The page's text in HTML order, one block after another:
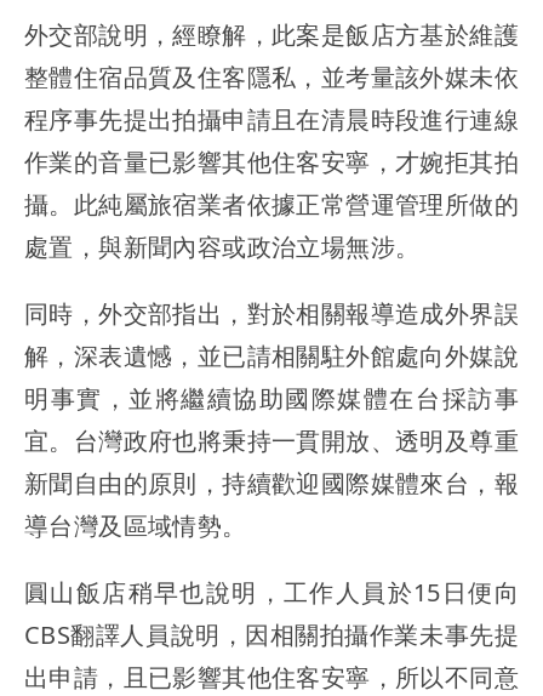
外交部說明，經瞭解，此案是飯店方基於維護
整體住宿品質及住客隱私，並考量該外媒未依
程序事先提出拍攝申請且在清晨時段進行連線
作業的音量已影響其他住客安寧，才婉拒其拍
攝。此純屬旅宿業者依據正常營運管理所做的
處置，與新聞內容或政治立場無涉。
同時，外交部指出，對於相關報導造成外界誤
解，深表遺憾，並已請相關駐外館處向外媒說
明事實，並將繼續協助國際媒體在台採訪事
宜。台灣政府也將秉持一貫開放、透明及尊重
新聞自由的原則，持續歡迎國際媒體來台，報
導台灣及區域情勢。
圓山飯店稍早也說明，工作人員於15日便向
CBS翻譯人員說明，因相關拍攝作業未事先提
出申請，且已影響其他住客安寧，所以不同意